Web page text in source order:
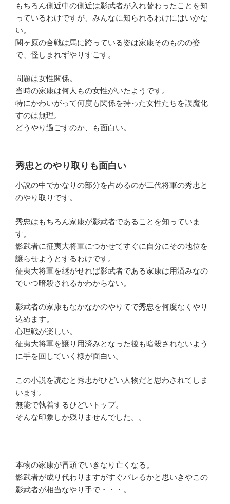
もちろん側近中の側近は影武者が入れ替わったことを知
っているわけですが、みんなに知られるわけにはいかな
い。
関ヶ原の合戦は馬に跨っている姿は家康そのものの姿
で、怪しまれずやりすごす。
問題は女性関係。
当時の家康は何人もの女性がいたようです。
特にかわいがって何度も関係を持った女性たちを誤魔化
すのは無理。
どうやり過ごすのか、も面白い。
秀忠とのやり取りも面白い
小説の中でかなりの部分を占めるのが二代将軍の秀忠と
のやり取りです。
秀忠はもちろん家康が影武者であることを知っていま
す。
影武者に征夷大将軍につかせてすぐに自分にその地位を
譲らせようとするわけです。
征夷大将軍を継がせれば影武者である家康は用済みなの
でいつ暗殺されるかわからない。
影武者の家康もなかなかのやりてで秀忠を何度なくやり
込めます。
心理戦が楽しい。
征夷大将軍を譲り用済みとなった後も暗殺されないよう
に手を回していく様が面白い。
この小説を読むと秀忠がひどい人物だと思わされてしま
います。
無能で執着するひどいトップ。
そんな印象しか残りませんでした。。
本物の家康が冒頭でいきなり亡くなる。
影武者が成り代わりますがすぐバレるかと思いきやこの
影武者が相当なやり手で・・・。